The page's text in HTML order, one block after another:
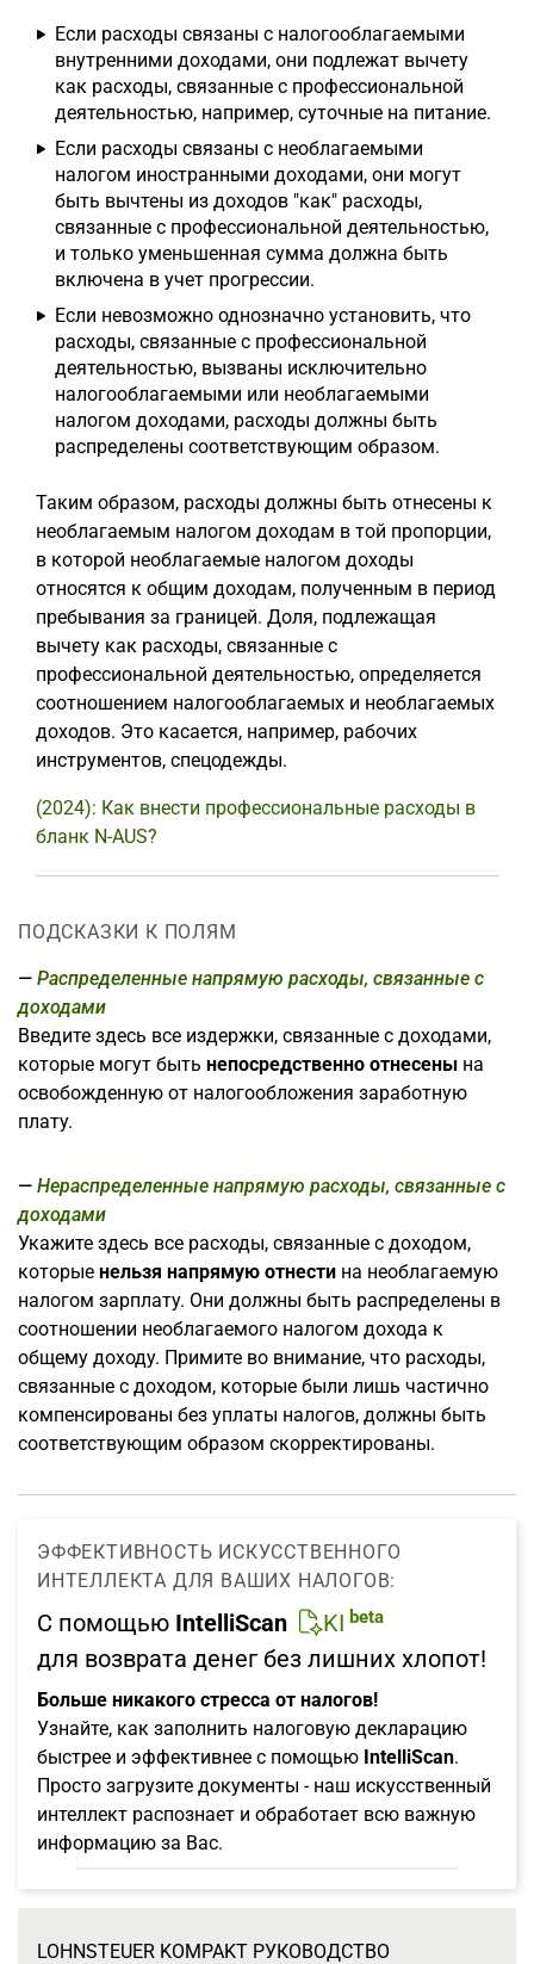
Если расходы связаны с налогооблагаемыми
внутренними доходами, они подлежат вычету
как расходы, связанные с профессиональной
деятельностью, например, суточные на питание.
Если расходы связаны с необлагаемыми
налогом иностранными доходами, они могут
быть вычтены из доходов "как" расходы,
связанные с профессиональной деятельностью,
и только уменьшенная сумма должна быть
включена в учет прогрессии.
Если невозможно однозначно установить, что
расходы, связанные с профессиональной
деятельностью, вызваны исключительно
налогооблагаемыми или необлагаемыми
налогом доходами, расходы должны быть
распределены соответствующим образом.
Таким образом, расходы должны быть отнесены к
необлагаемым налогом доходам в той пропорции,
в которой необлагаемые налогом доходы
относятся к общим доходам, полученным в период
пребывания за границей. Доля, подлежащая
вычету как расходы, связанные с
профессиональной деятельностью, определяется
соотношением налогооблагаемых и необлагаемых
доходов. Это касается, например, рабочих
инструментов, спецодежды.
(2024): Как внести профессиональные расходы в
бланк N-AUS?
ПОДСКАЗКИ К ПОЛЯМ
Распределенные напрямую расходы, связанные с
доходами
Введите здесь все издержки, связанные с доходами,
которые могут быть непосредственно отнесены на
освобожденную от налогообложения заработную
плату.
Нераспределенные напрямую расходы, связанные с
доходами
Укажите здесь все расходы, связанные с доходом,
которые нельзя напрямую отнести на необлагаемую
налогом зарплату. Они должны быть распределены в
соотношении необлагаемого налогом дохода к
общему доходу. Примите во внимание, что расходы,
связанные с доходом, которые были лишь частично
компенсированы без уплаты налогов, должны быть
соответствующим образом скорректированы.
ЭФФЕКТИВНОСТЬ ИСКУССТВЕННОГО
ИНТЕЛЛЕКТА ДЛЯ ВАШИХ НАЛОГОВ:
С помощью IntelliScan KI beta
для возврата денег без лишних хлопот!
Больше никакого стресса от налогов!
Узнайте, как заполнить налоговую декларацию
быстрее и эффективнее с помощью IntelliScan.
Просто загрузите документы - наш искусственный
интеллект распознает и обработает всю важную
информацию за Вас.
LOHNSTEUER KOMPAKT РУКОВОДСТВО